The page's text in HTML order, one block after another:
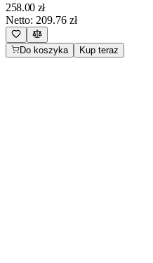
258.00 zł
Netto: 209.76 zł
Do koszyka Kup teraz